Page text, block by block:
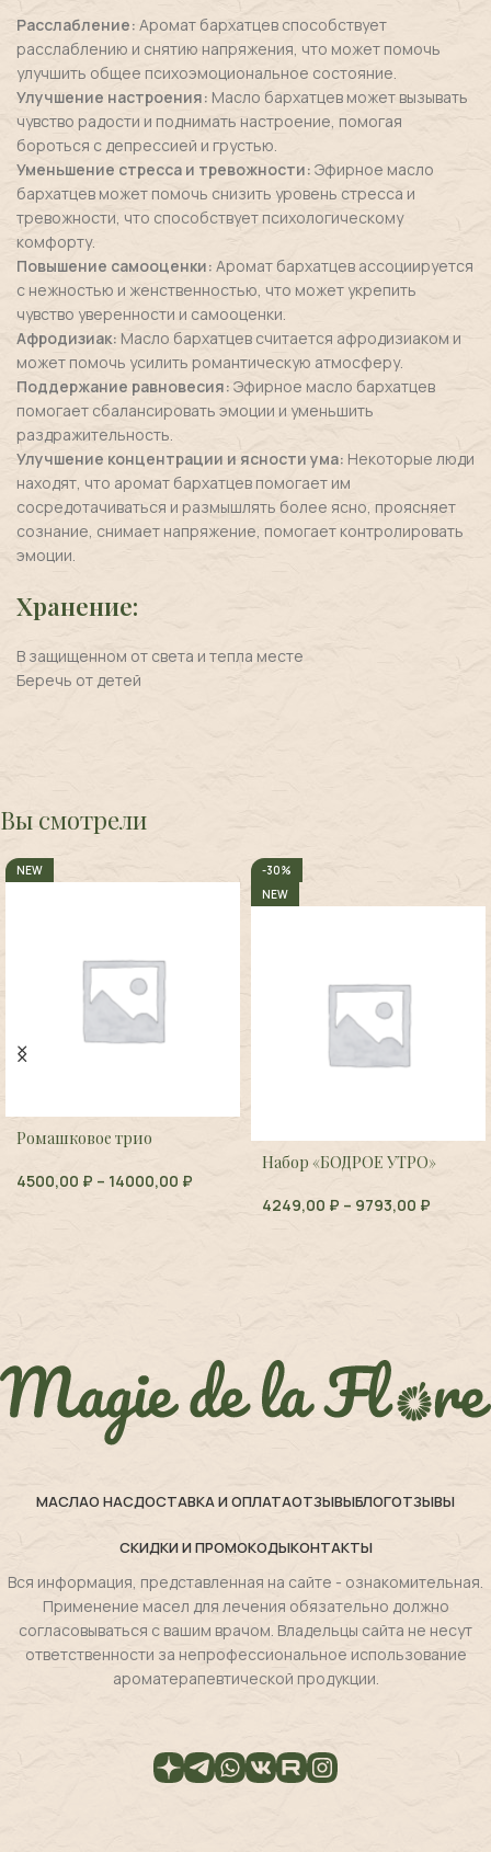
Расслабление: Аромат бархатцев способствует
расслаблению и снятию напряжения, что может помочь
улучшить общее психоэмоциональное состояние.
Улучшение настроения: Масло бархатцев может вызывать
чувство радости и поднимать настроение, помогая
бороться с депрессией и грустью.
Уменьшение стресса и тревожности: Эфирное масло
бархатцев может помочь снизить уровень стресса и
тревожности, что способствует психологическому
комфорту.
Повышение самооценки: Аромат бархатцев ассоциируется
с нежностью и женственностью, что может укрепить
чувство уверенности и самооценки.
Афродизиак: Масло бархатцев считается афродизиаком и
может помочь усилить романтическую атмосферу.
Поддержание равновесия: Эфирное масло бархатцев
помогает сбалансировать эмоции и уменьшить
раздражительность.
Улучшение концентрации и ясности ума: Некоторые люди
находят, что аромат бархатцев помогает им
сосредотачиваться и размышлять более ясно, проясняет
сознание, снимает напряжение, помогает контролировать
эмоции.
Хранение:
В защищенном от света и тепла месте
Беречь от детей
Вы смотрели
NEW
Ромашковое трио
4500,00 ₽ – 14000,00 ₽
-30%
NEW
Набор «БОДРОЕ УТРО»
4249,00 ₽ – 9793,00 ₽
МАСЛАО НАСДОСТАВКА И ОПЛАТАОТЗЫВЫБЛОГОТЗЫВЫ
СКИДКИ И ПРОМОКОДЫКОНТАКТЫ
Вся информация, представленная на сайте - ознакомительная.
Применение масел для лечения обязательно должно
согласовываться с вашим врачом. Владельцы сайта не несут
ответственности за непрофессиональное использование
ароматерапевтической продукции.